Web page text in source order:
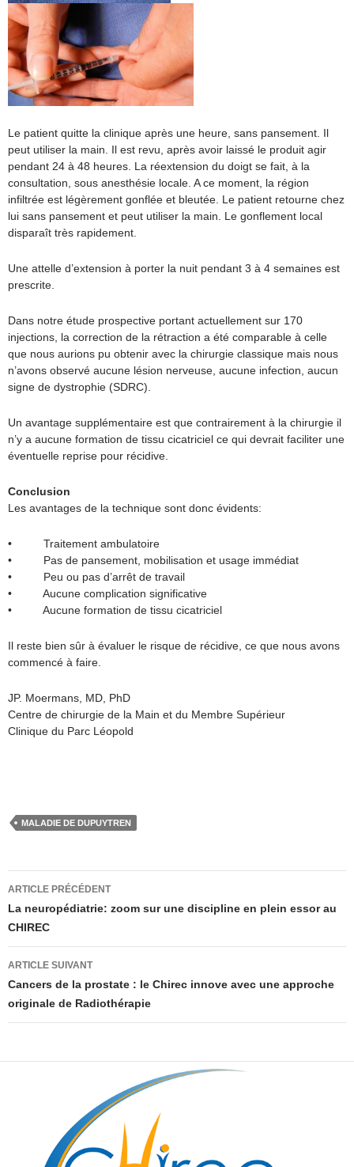
Le patient quitte la clinique après une heure, sans pansement. Il
peut utiliser la main. Il est revu, après avoir laissé le produit agir
pendant 24 à 48 heures. La réextension du doigt se fait, à la
consultation, sous anesthésie locale. A ce moment, la région
infiltrée est légèrement gonflée et bleutée. Le patient retourne chez
lui sans pansement et peut utiliser la main. Le gonflement local
disparaît très rapidement.
Une attelle d’extension à porter la nuit pendant 3 à 4 semaines est
prescrite.
Dans notre étude prospective portant actuellement sur 170
injections, la correction de la rétraction a été comparable à celle
que nous aurions pu obtenir avec la chirurgie classique mais nous
n’avons observé aucune lésion nerveuse, aucune infection, aucun
signe de dystrophie (SDRC).
Un avantage supplémentaire est que contrairement à la chirurgie il
n’y a aucune formation de tissu cicatriciel ce qui devrait faciliter une
éventuelle reprise pour récidive.
Conclusion
Les avantages de la technique sont donc évidents:
• Traitement ambulatoire
• Pas de pansement, mobilisation et usage immédiat
• Peu ou pas d’arrêt de travail
• Aucune complication significative
• Aucune formation de tissu cicatriciel
Il reste bien sûr à évaluer le risque de récidive, ce que nous avons
commencé à faire.
JP. Moermans, MD, PhD
Centre de chirurgie de la Main et du Membre Supérieur
Clinique du Parc Léopold
MALADIE DE DUPUYTREN
Navigation
des
articles
ARTICLE PRÉCÉDENT
La neuropédiatrie: zoom sur une discipline en plein essor au
CHIREC
ARTICLE SUIVANT
Cancers de la prostate : le Chirec innove avec une approche
originale de Radiothérapie